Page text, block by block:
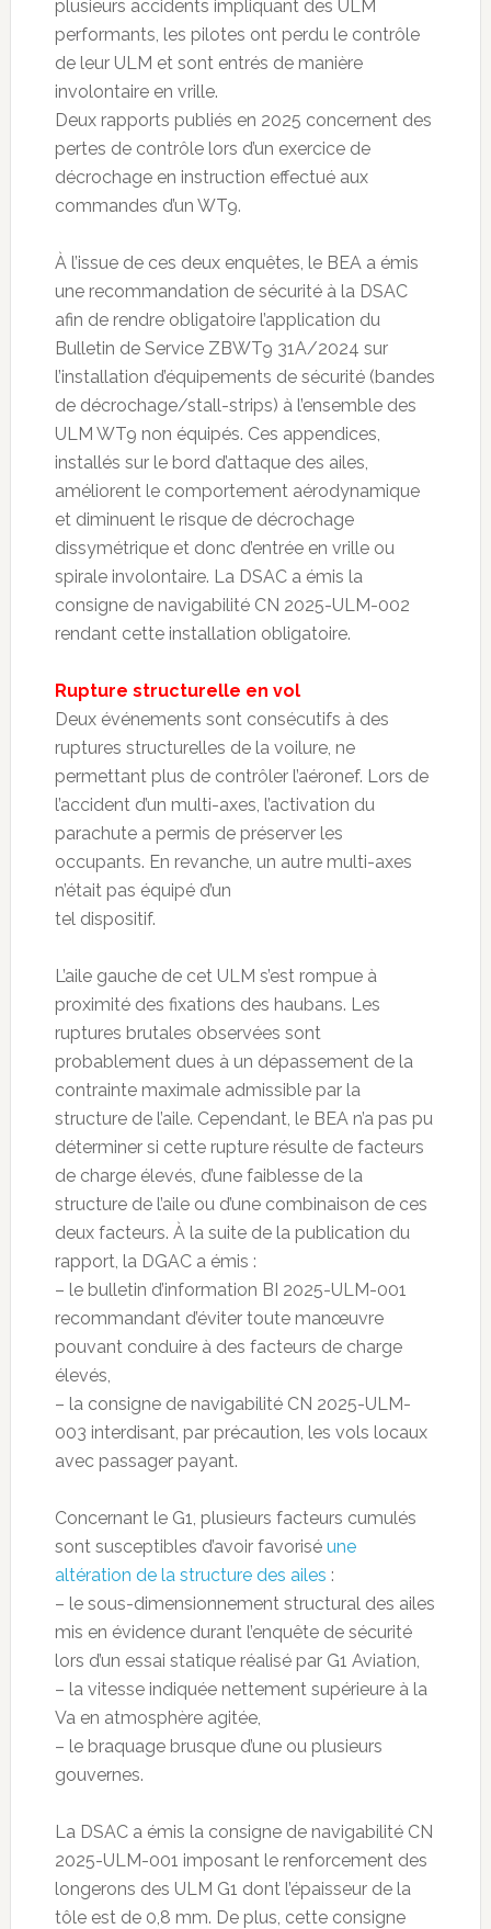
plusieurs accidents impliquant des ULM
performants, les pilotes ont perdu le contrôle
de leur ULM et sont entrés de manière
involontaire en vrille.
Deux rapports publiés en 2025 concernent des
pertes de contrôle lors d’un exercice de
décrochage en instruction effectué aux
commandes d’un WT9.
À l’issue de ces deux enquêtes, le BEA a émis
une recommandation de sécurité à la DSAC
afin de rendre obligatoire l’application du
Bulletin de Service ZBWT9 31A/2024 sur
l’installation d’équipements de sécurité (bandes
de décrochage/stall-strips) à l’ensemble des
ULM WT9 non équipés. Ces appendices,
installés sur le bord d’attaque des ailes,
améliorent le comportement aérodynamique
et diminuent le risque de décrochage
dissymétrique et donc d’entrée en vrille ou
spirale involontaire. La DSAC a émis la
consigne de navigabilité CN 2025-ULM-002
rendant cette installation obligatoire.
Rupture structurelle en vol
Deux événements sont consécutifs à des
ruptures structurelles de la voilure, ne
permettant plus de contrôler l’aéronef. Lors de
l’accident d’un multi-axes, l’activation du
parachute a permis de préserver les
occupants. En revanche, un autre multi-axes
n’était pas équipé d’un
tel dispositif.
L’aile gauche de cet ULM s’est rompue à
proximité des fixations des haubans. Les
ruptures brutales observées sont
probablement dues à un dépassement de la
contrainte maximale admissible par la
structure de l’aile. Cependant, le BEA n’a pas pu
déterminer si cette rupture résulte de facteurs
de charge élevés, d’une faiblesse de la
structure de l’aile ou d’une combinaison de ces
deux facteurs. À la suite de la publication du
rapport, la DGAC a émis :
– le bulletin d’information BI 2025-ULM-001
recommandant d’éviter toute manœuvre
pouvant conduire à des facteurs de charge
élevés,
– la consigne de navigabilité CN 2025-ULM-
003 interdisant, par précaution, les vols locaux
avec passager payant.
Concernant le G1, plusieurs facteurs cumulés
sont susceptibles d’avoir favorisé une
altération de la structure des ailes :
– le sous-dimensionnement structural des ailes
mis en évidence durant l’enquête de sécurité
lors d’un essai statique réalisé par G1 Aviation,
– la vitesse indiquée nettement supérieure à la
Va en atmosphère agitée,
– le braquage brusque d’une ou plusieurs
gouvernes.
La DSAC a émis la consigne de navigabilité CN
2025-ULM-001 imposant le renforcement des
longerons des ULM G1 dont l’épaisseur de la
tôle est de 0,8 mm. De plus, cette consigne